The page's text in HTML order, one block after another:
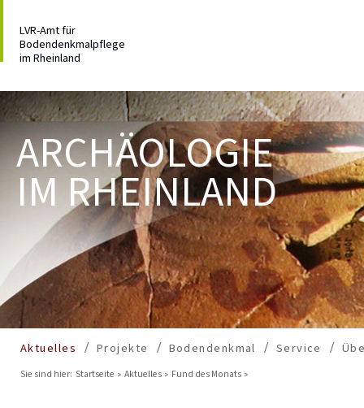
LVR-Amt für
Bodendenkmalpflege
im Rheinland
ARCHÄOLOGIE
IM RHEINLAND
Aktuelles Projekte Bodendenkmal Service
Sie sind hier: Startseite Aktuelles Fund des Monats